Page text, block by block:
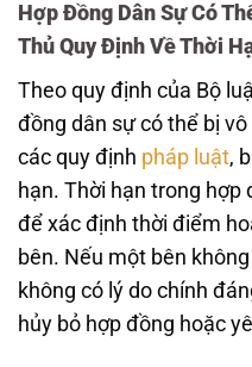
Hợp Đồng Dân Sự Có
Thủ Quy Định Về Thời
Theo quy định của Bộ
đồng dân sự có thể bị
các quy định pháp luật,
hạn. Thời hạn trong
để xác định thời điểm
bên. Nếu một bên
không có lý do chính
hủy bỏ hợp đồng hoặc